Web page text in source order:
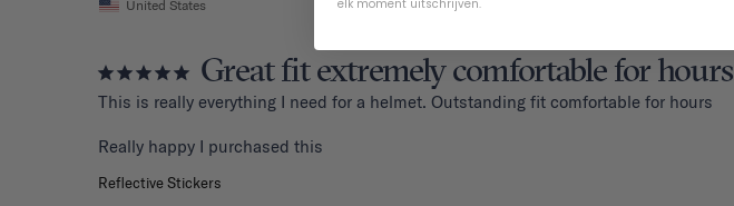
United States
Great fit extremely comfortable for hours
This is really everything I need for a helmet. Outstanding fit comfortable for hours
Reflective Stickers
elk moment uitschrijven.